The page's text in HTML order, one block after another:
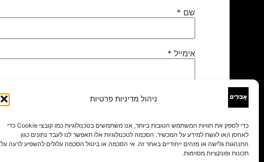
ניהול מדיניות פרטיות
כדי לספק את חוויות המשתמש הטובות ביותר, אנו משתמשים בטכנולוגיות כמו קובצי Cookie כדי
לאחסן ו/או לגשת למידע על המכשיר. הסכמה לטכנולוגיות אלו תאפשר לנו לעבד נתונים כגון
התנהגות גלישה או מזהים ייחודיים באתר זה. אי הסכמה או ביטול הסכמה עלולים להשפיע לרעה על
תכונות ופונקציות מסוימות.
שם *
אימייל *